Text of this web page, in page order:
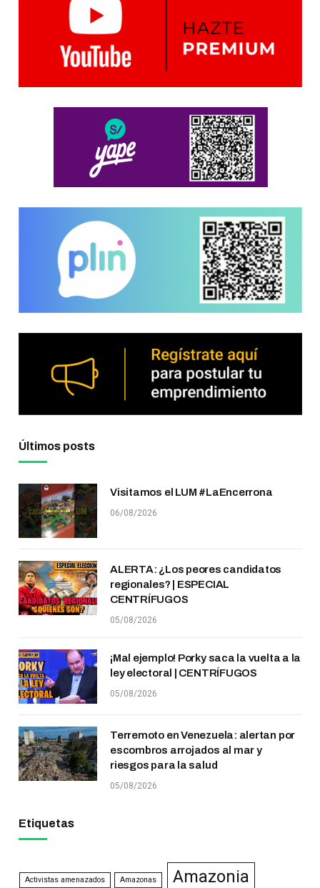
Últimos posts
Visitamos el LUM #LaEncerrona
06/08/2026
ALERTA: ¿Los peores candidatos
regionales? | ESPECIAL
CENTRÍFUGOS
05/08/2026
¡Mal ejemplo! Porky saca la vuelta a la
ley electoral | CENTRÍFUGOS
05/08/2026
Terremoto en Venezuela: alertan por
escombros arrojados al mar y
riesgos para la salud
05/08/2026
Etiquetas
Activistas amenazados Amazonas Amazonia